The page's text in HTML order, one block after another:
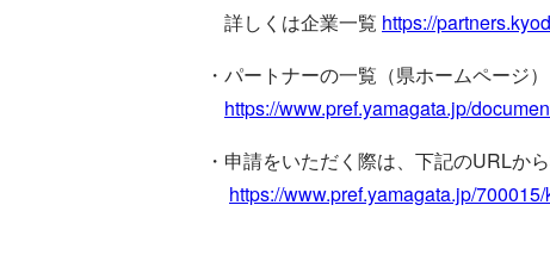
詳しくは企業一覧 https://
・パートナーの一覧（県ホームページ）
https://www.pref.yamagata.jp/
・申請をいただく際は、下記のURLか
https://www.pref.yamagata.jp/